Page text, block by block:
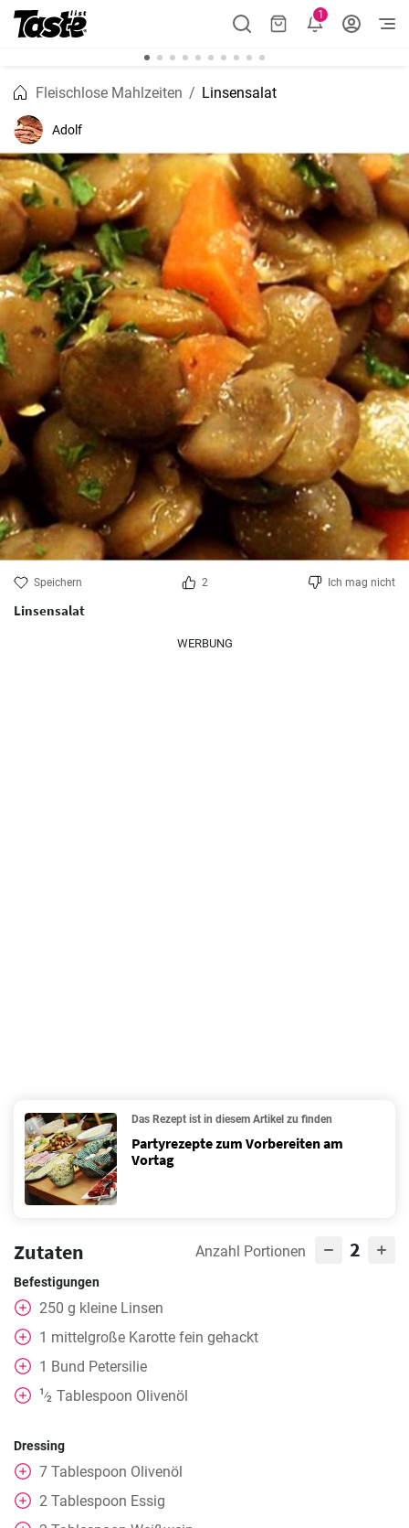
1
Fleischlose Mahlzeiten Linsensalat
Adolf
Speichern 2 Ich mag nicht
Linsensalat
WERBUNG
Das Rezept ist in diesem Artikel zu finden
Partyrezepte zum Vorbereiten am
Vortag
Zutaten Anzahl Portionen 2
Befestigungen
250 g kleine Linsen
1 mittelgroße Karotte fein gehackt
1 Bund Petersilie
1⁄2 Tablespoon Olivenöl
Dressing
7 Tablespoon Olivenöl
2 Tablespoon Essig